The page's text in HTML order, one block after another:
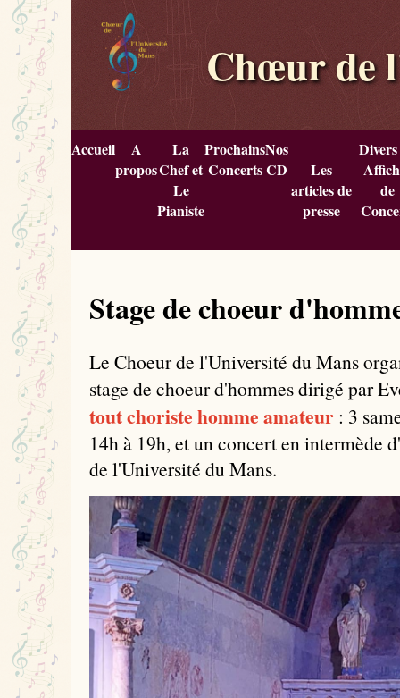
Chœur de
Accueil
A
propos
La
Chef et
Le
Pianiste
Prochains
Concerts
Nos
CD
Divers
Les
articles de
presse
de
Stage de choeur
Le Choeur de l'Université du Mans
stage de choeur d'hommes dirigé par
tout choriste homme amateur : 3
14h à 19h, et un concert en intermède
de l'Université du Mans.